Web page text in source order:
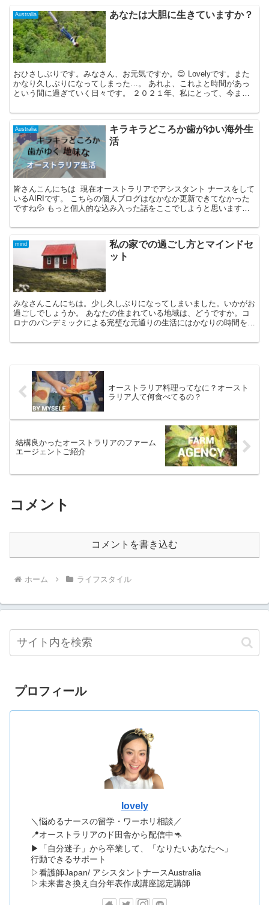
Australia あなたは大胆に生きていますか？
おひさしぶりです。みなさん、お元気ですか。😊 Lovelyです。また
かなり久しぶりになってしまった…。 あれよ、これよと時間があっ
という間に過ぎていく日々です。 ２０２１年、私にとって、今まで
Australia
キラキラどころか歯がゆい海外生
活
皆さんこんにちは 現在オーストラリアでアシスタント ナースをして
いるAIRIです。 こちらの個人ブログはなかなか更新できてなかった
ですね💦 もっと個人的な込み入った話をここでしようと思います。
mind
私の家での過ごし方とマインドセ
ット
みなさんこんにちは。少し久しぶりになってしまいました。いかがお
過ごしでしょうか。 あなたの住まれている地域は、どうですか。コ
ロナのパンデミックによる完璧な元通りの生活にはかなりの時間を要
オーストラリア料理ってなに？オースト
ラリア人て何食べてるの？
結構良かったオーストラリアのファーム
エージェントご紹介
コメント
コメントを書き込む
ホーム ライフスタイル
プロフィール
lovely
＼悩めるナースの留学・ワーホリ相談／
📍オーストラリアのド田舎から配信中🦘
▶「自分迷子」から卒業して、「なりたいあなたへ」
行動できるサポート
▷看護師Japan/ アシスタントナースAustralia
▷未来書き換え自分年表作成講座認定講師